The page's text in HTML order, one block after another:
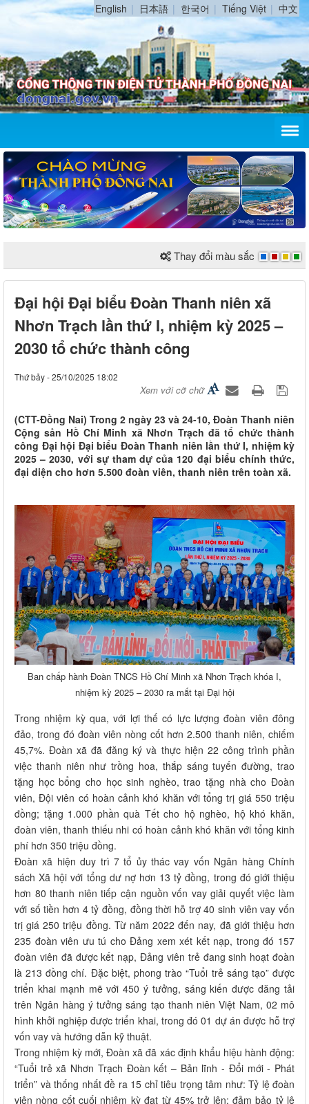
English 日本語 한국어 Tiếng Việt 中文
Thay đổi màu sắc
Đại hội Đại biểu Đoàn Thanh niên xã
Nhơn Trạch lần thứ I, nhiệm kỳ 2025 –
2030 tổ chức thành công
Thứ bảy - 25/10/2025 18:02
Xem với cỡ chữ
(CTT-Đồng Nai) Trong 2 ngày 23 và 24-10, Đoàn Thanh niên
Cộng sản Hồ Chí Minh xã Nhơn Trạch đã tổ chức thành
công Đại hội Đại biểu Đoàn Thanh niên lần thứ I, nhiệm kỳ
2025 – 2030, với sự tham dự của 120 đại biểu chính thức,
đại diện cho hơn 5.500 đoàn viên, thanh niên trên toàn xã.
Ban chấp hành Đoàn TNCS Hồ Chí Minh xã Nhơn Trạch khóa I,
nhiệm kỳ 2025 – 2030 ra mắt tại Đại hội
Trong nhiệm kỳ qua, với lợi thế có lực lượng đoàn viên đông
đảo, trong đó đoàn viên nòng cốt hơn 2.500 thanh niên, chiếm
45,7%. Đoàn xã đã đăng ký và thực hiện 22 công trình phần
việc thanh niên như trồng hoa, thắp sáng tuyến đường, trao
tặng học bổng cho học sinh nghèo, trao tặng nhà cho Đoàn
viên, Đội viên có hoàn cảnh khó khăn với tổng trị giá 550 triệu
đồng; tặng 1.000 phần quà Tết cho hộ nghèo, hộ khó khăn,
đoàn viên, thanh thiếu nhi có hoàn cảnh khó khăn với tổng kinh
phí hơn 350 triệu đồng.
Đoàn xã hiện duy trì 7 tổ ủy thác vay vốn Ngân hàng Chính
sách Xã hội với tổng dư nợ hơn 13 tỷ đồng, trong đó giới thiệu
hơn 80 thanh niên tiếp cận nguồn vốn vay giải quyết việc làm
với số tiền hơn 4 tỷ đồng, đồng thời hỗ trợ 40 sinh viên vay vốn
trị giá 250 triệu đồng. Từ năm 2022 đến nay, đã giới thiệu hơn
235 đoàn viên ưu tú cho Đảng xem xét kết nạp, trong đó 157
đoàn viên đã được kết nạp, Đảng viên trẻ đang sinh hoạt đoàn
là 213 đồng chí. Đặc biệt, phong trào “Tuổi trẻ sáng tạo” được
triển khai mạnh mẽ với 450 ý tưởng, sáng kiến được đăng tải
trên Ngân hàng ý tưởng sáng tạo thanh niên Việt Nam, 02 mô
hình khởi nghiệp được triển khai, trong đó 01 dự án được hỗ trợ
vốn vay và hướng dẫn kỹ thuật.
Trong nhiệm kỳ mới, Đoàn xã đã xác định khẩu hiệu hành động:
“Tuổi trẻ xã Nhơn Trạch Đoàn kết – Bản lĩnh - Đổi mới - Phát
triển” và thống nhất đề ra 15 chỉ tiêu trọng tâm như: Tỷ lệ đoàn
viên nòng cốt cuối nhiệm kỳ đạt từ 45% trở lên; đảm bảo tỷ lệ